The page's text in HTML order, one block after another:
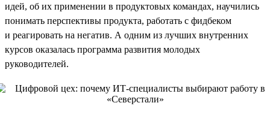
идей, об их применении в продуктовых командах, научились
понимать перспективы продукта, работать с фидбеком
и реагировать на негатив. А одним из лучших внутренних
курсов оказалась программа развития молодых
руководителей.